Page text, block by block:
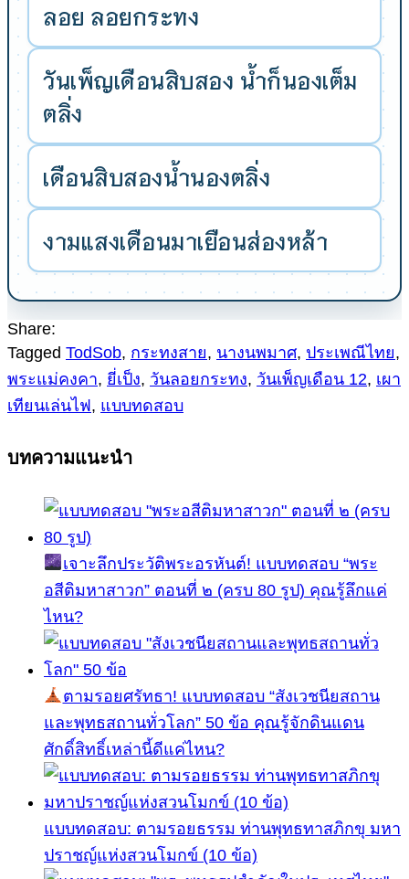
ลอย ลอยกระทง
วันเพ็ญเดือนสิบสอง น้ำก็นองเต็ม
ตลิ่ง
เดือนสิบสองน้ำนองตลิ่ง
งามแสงเดือนมาเยือนส่องหล้า
Share:
Tagged TodSob, กระทงสาย, นางนพมาศ, ประเพณีไทย,
พระแม่คงคา, ยี่เป็ง, วันลอยกระทง, วันเพ็ญเดือน 12, เผา
เทียนเล่นไฟ , แบบทดสอบ
บทความแนะนำ
เจาะลึกประวัติพระอรหันต์! แบบทดสอบ “พระ
อสีติมหาสาวก” ตอนที่ ๒ (ครบ 80 รูป) คุณรู้ลึกแค่
ไหน?
ตามรอยศรัทธา! แบบทดสอบ “สังเวชนียสถาน
และพุทธสถานทั่วโลก” 50 ข้อ คุณรู้จักดินแดน
ศักดิ์สิทธิ์เหล่านี้ดีแค่ไหน?
แบบทดสอบ: ตามรอยธรรม ท่านพุทธทาสภิกขุ มหา
ปราชญ์แห่งสวนโมกข์ (10 ข้อ)